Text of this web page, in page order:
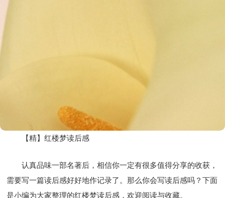
【精】红楼梦读后感
认真品味一部名著后，相信你一定有很多值得分享的收获，
需要写一篇读后感好好地作记录了。那么你会写读后感吗？下面
是小编为大家整理的红楼梦读后感，欢迎阅读与收藏。